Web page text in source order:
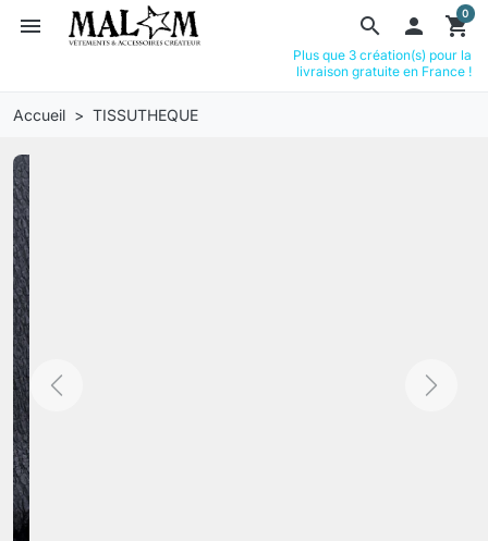
search
menu  shopping_cart
0
Plus que 3 création(s) pour la
livraison gratuite en France !
Accueil TISSUTHEQUE
Previous Next